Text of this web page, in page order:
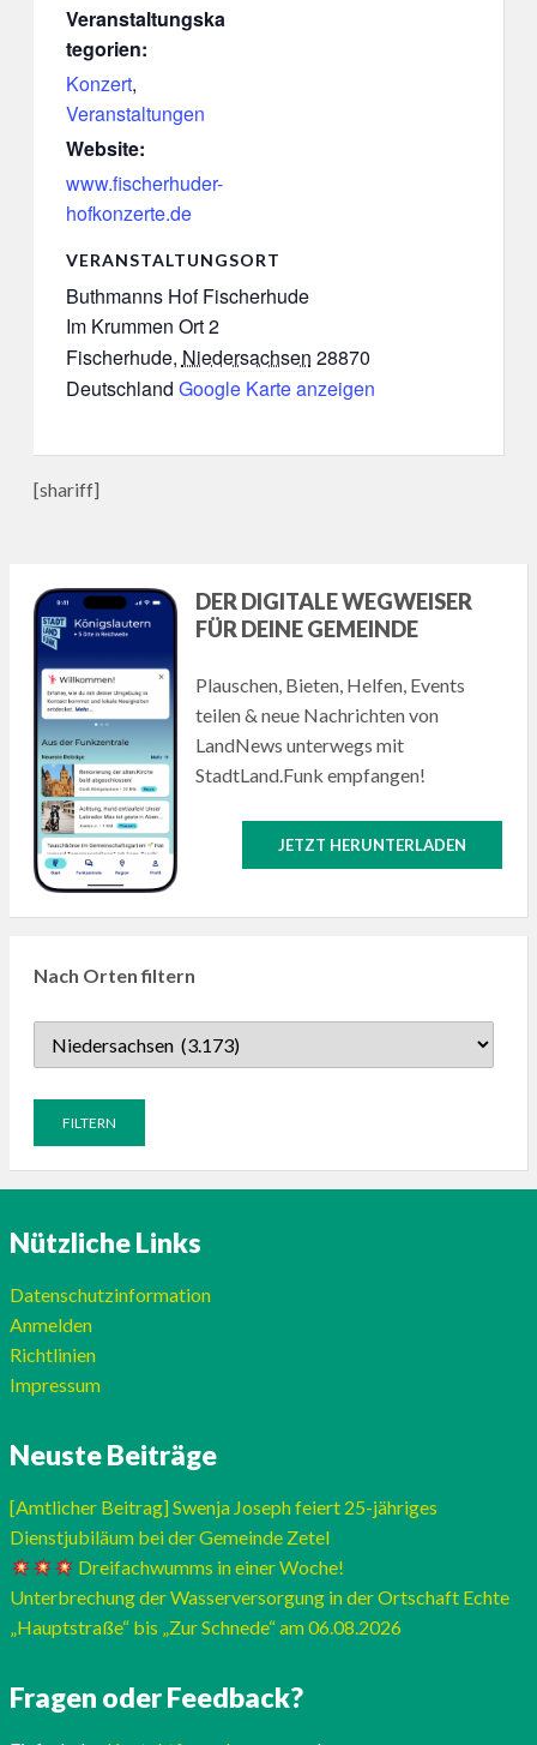
Veranstaltungska
tegorien:
Konzert,
Veranstaltungen
Website:
www.fischerhuder-
hofkonzerte.de
VERANSTALTUNGSORT
Buthmanns Hof Fischerhude
Im Krummen Ort 2
Fischerhude, Niedersachsen 28870
Deutschland Google Karte anzeigen
[shariff]
DER DIGITALE WEGWEISER
FÜR DEINE GEMEINDE
Plauschen, Bieten, Helfen, Events
teilen & neue Nachrichten von
LandNews unterwegs mit
StadtLand.Funk empfangen!
JETZT HERUNTERLADEN
Nach Orten filtern
Nützliche Links
Datenschutzinformation
Anmelden
Richtlinien
Impressum
Neuste Beiträge
[Amtlicher Beitrag] Swenja Joseph feiert 25-jähriges
Dienstjubiläum bei der Gemeinde Zetel
Dreifachwumms in einer Woche!
Unterbrechung der Wasserversorgung in der Ortschaft Echte
„Hauptstraße“ bis „Zur Schnede“ am 06.08.2026
Fragen oder Feedback?